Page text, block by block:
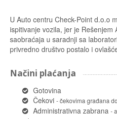
U Auto centru Check-Point d.o.o
ispitivanje vozila, jer je Rešenjem
saobraćaja u saradnji sa
privredno društvo postalo i
Načini plaćanja
Gotovina
Čekovi - čekovima građana
Administrativna zabrana -